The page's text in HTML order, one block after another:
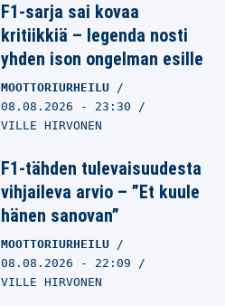
F1-sarja sai kovaa
kritiikkiä – legenda nosti
yhden ison ongelman esille
MOOTTORIURHEILU
08.08.2026 - 23:30
VILLE HIRVONEN
F1-tähden tulevaisuudesta
vihjaileva arvio – ”Et kuule
hänen sanovan”
MOOTTORIURHEILU
08.08.2026 - 22:09
VILLE HIRVONEN